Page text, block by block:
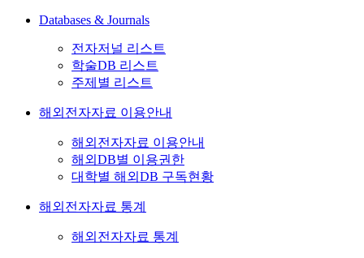
Databases & Journals
전자저널 리스트
학술DB 리스트
주제별 리스트
해외전자자료 이용안내
해외전자자료 이용안내
해외DB별 이용권한
대학별 해외DB 구독현황
해외전자자료 통계
해외전자자료 통계